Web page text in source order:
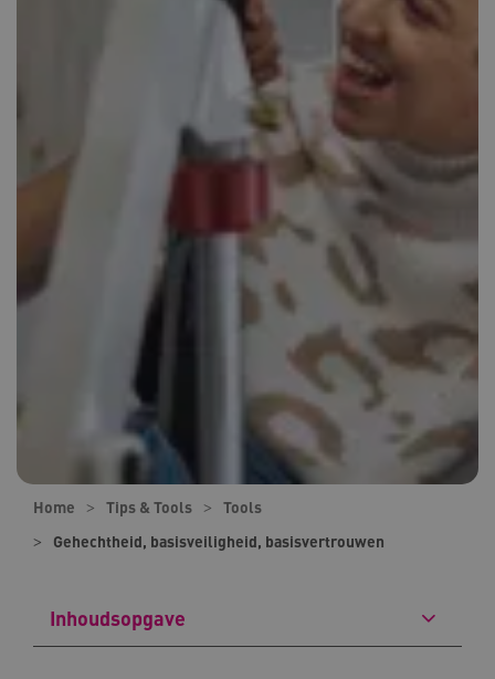
Home Tips & Tools
Tools
Gehechtheid, basisveiligheid, basisvertrouwen
Inhoudsopgave